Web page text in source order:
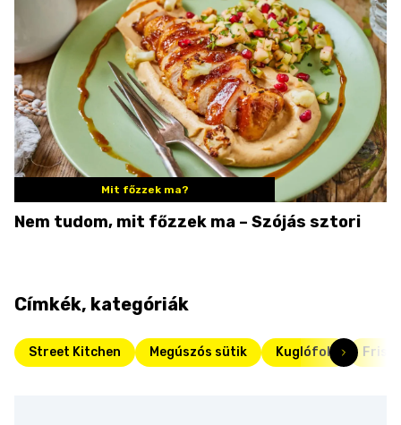
Mit főzzek ma?
Nem tudom, mit főzzek ma – Szójás sztori
Címkék, kategóriák
Street Kitchen Megúszós sütik Kuglófok Friss